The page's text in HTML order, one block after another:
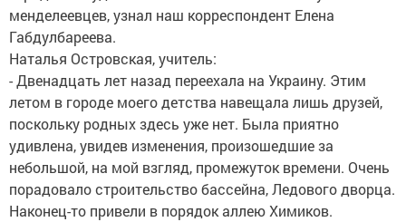
менделеевцев, узнал наш корреспондент Елена
Габдулбареева.
Наталья Островская, учитель:
- Двенадцать лет назад переехала на Украину. Этим
летом в городе моего детства навещала лишь друзей,
поскольку родных здесь уже нет. Была приятно
удивлена, увидев изменения, произошедшие за
небольшой, на мой взгляд, промежуток времени. Очень
порадовало строительство бассейна, Ледового дворца.
Наконец-то привели в порядок аллею Химиков.